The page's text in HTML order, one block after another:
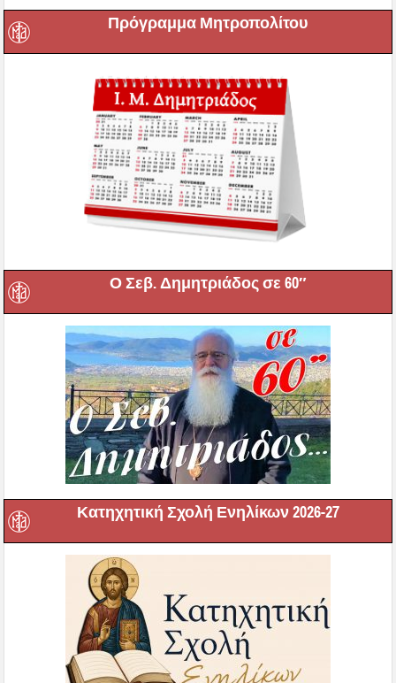
Πρόγραμμα Μητροπολίτου
Ο Σεβ. Δημητριάδος σε 60″
Κατηχητική Σχολή Ενηλίκων 2026-27